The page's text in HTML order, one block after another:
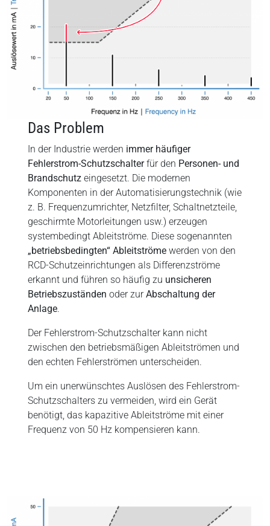
Das Problem
In der Industrie werden immer häufiger
Fehlerstrom-Schutzschalterfür den Personen- und
Brandschutzeingesetzt. Die modernen
Komponenten in der Automatisierungstechnik (wie
z. B. Frequenzumrichter, Netzfilter, Schaltnetzteile,
geschirmte Motorleitungen usw.) erzeugen
systembedingt Ableitströme. Diese sogenannten
„betriebsbedingten“ Ableitströmewerden von den
RCD-Schutzeinrichtungen als Differenzströme
erkannt und führen so häufig zu unsicheren
Betriebszuständen oder zurAbschaltung der
Anlage.
Der Fehlerstrom-Schutzschalter kann nicht
zwischen den betriebsmäßigen Ableitströmen und
den echten Fehlerströmen unterscheiden.
Um ein unerwünschtes Auslösen des Fehlerstrom-
Schutzschalters zu vermeiden, wird ein Gerät
benötigt, das kapazitive Ableitströme mit einer
Frequenz von 50 Hz kompensieren kann.